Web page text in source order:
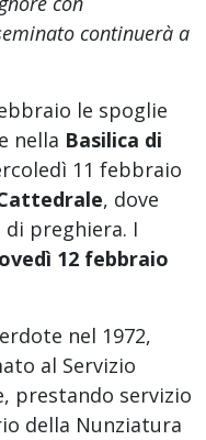
continuerà a
le spoglie
nella Basilica di
11 febbraio
, dove
preghiera. I
12 febbraio
nel 1972,
al Servizio
prestando servizio
della Nunziatura